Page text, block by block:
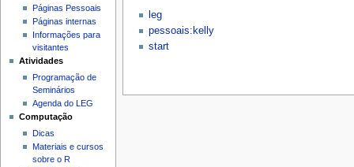
leg
pessoais:kelly
start
Páginas Pessoais
Páginas internas
Informações para
visitantes
Atividades
Programação de
Seminários
Agenda do LEG
Computação
Dicas
Materiais e cursos
sobre o R